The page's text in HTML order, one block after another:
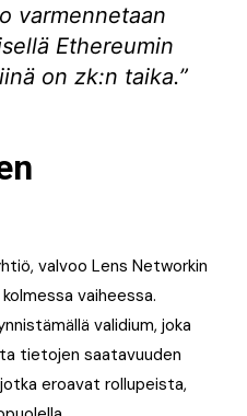
varmennetaan
Ethereumin
on zk:n taika.”
valvoo Lens Networkin
vaiheessa.
validium, joka
tietojen saatavuuden
eroavat rollupeista,